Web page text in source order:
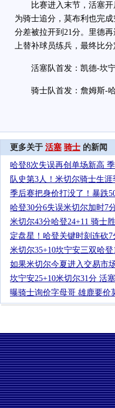
比赛进入末节，活塞开
为骑士追分，莫布利也完
分差被拉开到21分。里德
上替补球员练兵，最终比分
活塞队首发：凯德-坎宁
骑士队首发：詹姆斯-哈
更多关于 活塞 骑士 的新闻
哈登8次失误再创单场新高
队史第3人！米切尔骑士生
季后赛把身价打没了！暴跌
哈登30分6失误米切尔加时7
米切尔43分哈登24+11 骑士
定盘星！哈登关键时刻连砍
米切尔35+10坎宁安三双哈
如果米切尔今夏进入交易市
坎宁安25+10米切尔31分 活
曝骑士询价字母哥 雄鹿要价